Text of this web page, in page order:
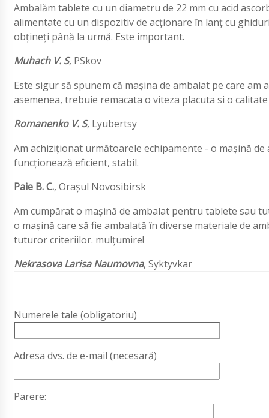
Ambalăm tablete cu un diametru de 22 mm cu acid
alimentate cu un dispozitiv de acționare în lanț cu
obțineți până la urmă. Este important.
Muhach V. S, PSkov
Este sigur să spunem că mașina de ambalat pe care
asemenea, trebuie remacata o viteza placuta si o
Romanenko V. S, Lyubertsy
Am achiziționat următoarele echipamente - o mașină
funcționează eficient, stabil.
Paie B. C.,Orașul Novosibirsk
Am cumpărat o mașină de ambalat pentru tablete sau
o mașină care să fie ambalată în diverse materiale de
tuturor criteriilor. mulțumire!
Nekrasova Larisa Naumovna, Syktyvkar
Numerele tale (obligatoriu)
Adresa dvs. de e-mail (necesară)
Parere: